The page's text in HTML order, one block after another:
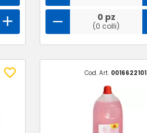
0 pz
(0 colli)
Cod. Art. 0016622101